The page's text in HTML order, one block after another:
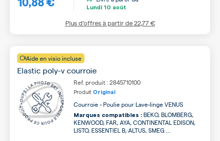
Lundi 10 août
Plus d’offres à partir de22,77 €
Aide en visio incluse
Elastic poly-v courroie
Ref. produit : 2845710100
Produit Original
Courroie - Poulie pour Lave-linge VENUS
Marques compatibles : BEKO, BLOMBERG,
KENWOOD, FAR, AYA, CONTINENTAL EDISON,
LISTO, ESSENTIEL B, ALTUS, SMEG ...